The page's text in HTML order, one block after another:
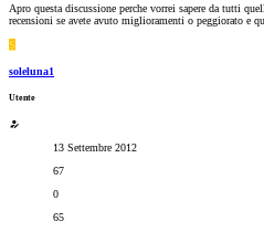
Apro questa discussione perche vorrei sapere da tutti
recensioni se avete avuto miglioramenti o peggiorato e
S
soleluna1
Utente
13 Settembre 2012
67
0
65